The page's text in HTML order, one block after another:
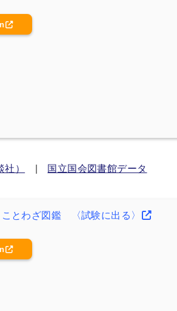
） | 国立国会図書館データ
とわざ図鑑 〈試験に出る〉